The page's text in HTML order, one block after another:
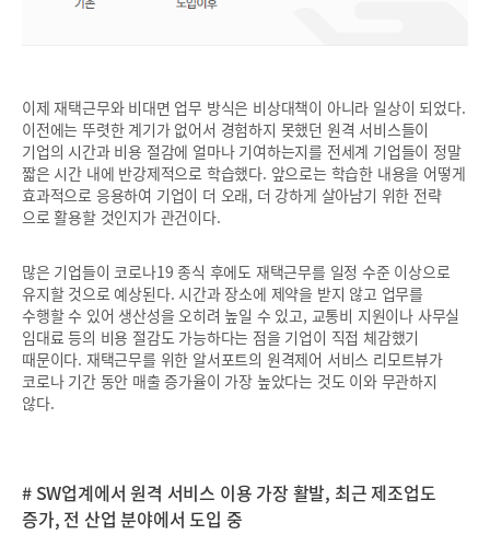
이제 재택근무와 비대면 업무 방식은 비상대책이 아니라 일상이 되었다.
이전에는 뚜렷한 계기가 없어서 경험하지 못했던 원격 서비스들이
기업의 시간과 비용 절감에 얼마나 기여하는지를 전세계 기업들이 정말
짧은 시간 내에 반강제적으로 학습했다. 앞으로는 학습한 내용을 어떻게
효과적으로 응용하여 기업이 더 오래, 더 강하게 살아남기 위한 전략
으로 활용할 것인지가 관건이다.
많은 기업들이 코로나19 종식 후에도 재택근무를 일정 수준 이상으로
유지할 것으로 예상된다. 시간과 장소에 제약을 받지 않고 업무를
수행할 수 있어 생산성을 오히려 높일 수 있고, 교통비 지원이나 사무실
임대료 등의 비용 절감도 가능하다는 점을 기업이 직접 체감했기
때문이다. 재택근무를 위한 알서포트의 원격제어 서비스 리모트뷰가
코로나 기간 동안 매출 증가율이 가장 높았다는 것도 이와 무관하지
않다.
# SW업계에서 원격 서비스 이용 가장 활발, 최근 제조업도
증가, 전 산업 분야에서 도입 중